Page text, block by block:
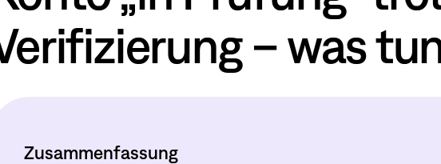
– was
Zusammenfassung